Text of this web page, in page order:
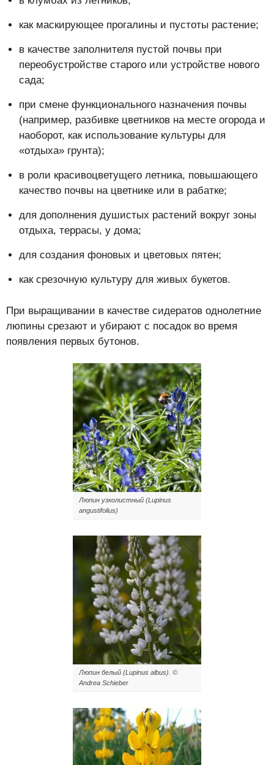
как маскирующее прогалины и пустоты растение;
в качестве заполнителя пустой почвы при
переобустройстве старого или устройстве нового
сада;
при смене функционального назначения почвы
(например, разбивке цветников на месте огорода и
наоборот, как использование культуры для
«отдыха» грунта);
в роли красивоцветущего летника, повышающего
качество почвы на цветнике или в рабатке;
для дополнения душистых растений вокруг зоны
отдыха, террасы, у дома;
для создания фоновых и цветовых пятен;
как срезочную культуру для живых букетов.
При выращивании в качестве сидератов однолетние
люпины срезают и убирают с посадок во время
появления первых бутонов.
Люпин узколистный (Lupinus
angustifolius)
Люпин белый (Lupinus albus). ©
Andrea Schieber